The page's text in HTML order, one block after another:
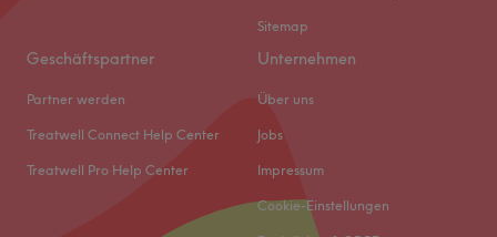
Sitemap
Geschäftspartner
Partner werden
Treatwell Connect Help Center
Treatwell Pro Help Center
Unternehmen
Über uns
Jobs
Impressum
Cookie-Einstellungen